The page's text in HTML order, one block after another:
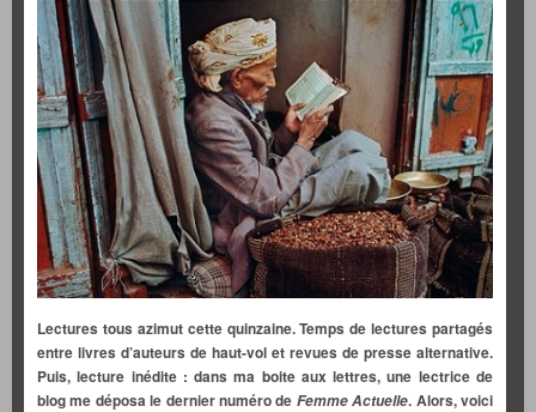
Lectures tous azimut cette quinzaine. Temps de lectures partagés
entre livres d’auteurs de haut-vol et revues de presse alternative.
Puis, lecture inédite : dans ma boite aux lettres, une lectrice de
blog me déposa le dernier numéro de Femme Actuelle. Alors, voici